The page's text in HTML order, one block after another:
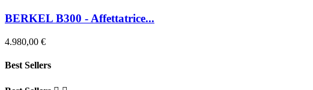
BERKEL B300 - Affettatrice...
4.980,00 €
Best Sellers